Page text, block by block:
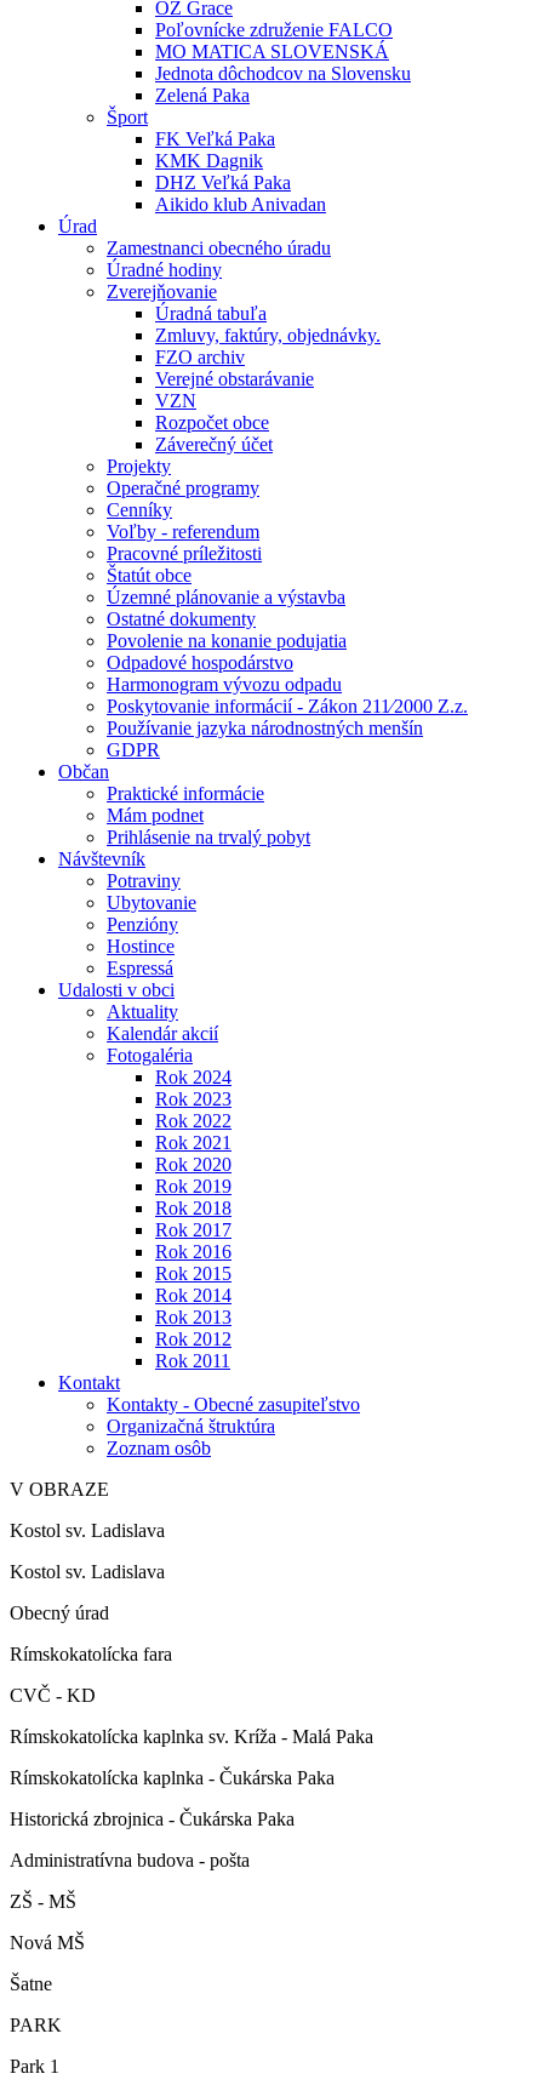
OZ Grace
Poľovnícke združenie FALCO
MO MATICA SLOVENSKÁ
Jednota dôchodcov na Slovensku
Zelená Paka
Šport
FK Veľká Paka
KMK Dagnik
DHZ Veľká Paka
Aikido klub Anivadan
Úrad
Zamestnanci obecného úradu
Úradné hodiny
Zverejňovanie
Úradná tabuľa
Zmluvy, faktúry, objednávky.
FZO archiv
Verejné obstarávanie
VZN
Rozpočet obce
Záverečný účet
Projekty
Operačné programy
Cenníky
Voľby - referendum
Pracovné príležitosti
Štatút obce
Územné plánovanie a výstavba
Ostatné dokumenty
Povolenie na konanie podujatia
Odpadové hospodárstvo
Harmonogram vývozu odpadu
Poskytovanie informácií - Zákon 211⁄2000 Z.z.
Používanie jazyka národnostných menšín
GDPR
Občan
Praktické informácie
Mám podnet
Prihlásenie na trvalý pobyt
Návštevník
Potraviny
Ubytovanie
Penzióny
Hostince
Espressá
Udalosti v obci
Aktuality
Kalendár akcií
Fotogaléria
Rok 2024
Rok 2023
Rok 2022
Rok 2021
Rok 2020
Rok 2019
Rok 2018
Rok 2017
Rok 2016
Rok 2015
Rok 2014
Rok 2013
Rok 2012
Rok 2011
Kontakt
Kontakty - Obecné zasupiteľstvo
Organizačná štruktúra
Zoznam osôb
V OBRAZE
Kostol sv. Ladislava
Kostol sv. Ladislava
Obecný úrad
Rímskokatolícka fara
CVČ - KD
Rímskokatolícka kaplnka sv. Kríža - Malá Paka
Rímskokatolícka kaplnka - Čukárska Paka
Historická zbrojnica - Čukárska Paka
Administratívna budova - pošta
ZŠ - MŠ
Nová MŠ
Šatne
PARK
Park 1